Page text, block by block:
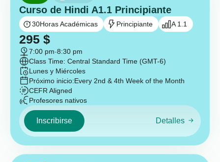
Curso de Hindi A1.1 Principiante
30Horas Académicas Principiante A 1.1
295 $
7:00 pm-8:30 pm
Class Time: Central Standard Time (GMT-6)
Lunes y Miércoles
Próximo inicio:Every 2nd & 4th Week of the Month
CEFR Aligned
Profesores nativos
Inscribirse Detalles